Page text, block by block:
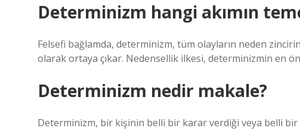
Determinizm hangi akımın
Felsefi bağlamda, determinizm, tüm olayların neden
olarak ortaya çıkar. Nedensellik ilkesi, determinizmin en
Determinizm nedir makale?
Determinizm, bir kişinin belli bir karar verdiği veya belli